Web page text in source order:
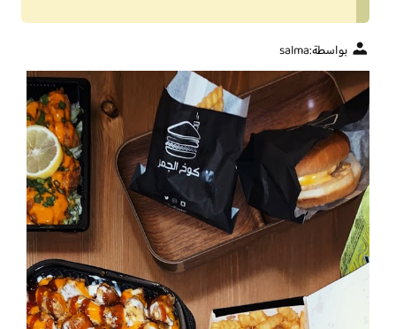
بواسطة:salma